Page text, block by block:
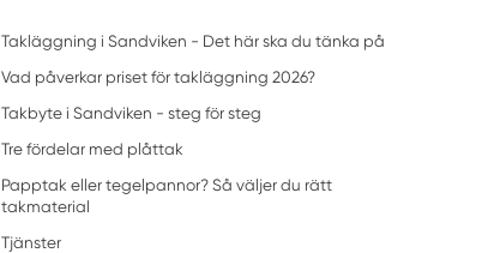
Takläggning i Sandviken - Det här ska du tänka på
Vad påverkar priset för takläggning 2026?
Takbyte i Sandviken - steg för steg
Tre fördelar med plåttak
Papptak eller tegelpannor? Så väljer du rätt
takmaterial
Tjänster